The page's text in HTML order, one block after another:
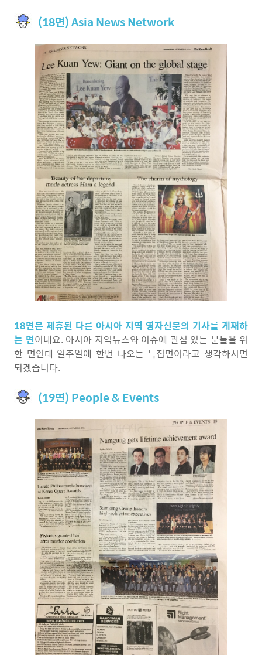
(18면) Asia News Network
18면은 제휴된 다른 아시아 지역 영자신문의 기사를 게재하
는 면이네요. 아시아 지역뉴스와 이슈에 관심 있는 분들을 위
한 면인데 일주일에 한번 나오는 특집면이라고 생각하시면
되겠습니다.
(19면) People & Events